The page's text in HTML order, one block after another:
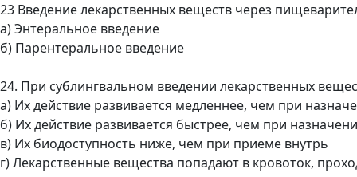
23 Введение лекарственных веществ через
а) Энтеральное введение
б) Парентеральное введение
24. При сублингвальном введении лекарственных
а) Их действие развивается медленнее, чем при
б) Их действие развивается быстрее, чем при
в) Их биодоступность ниже, чем при приеме внутрь
г) Лекарственные вещества попадают в кровоток,